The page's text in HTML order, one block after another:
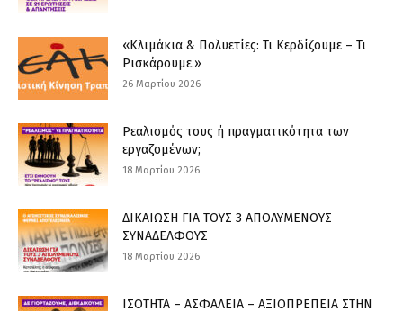
«Κλιμάκια & Πολυετίες: Τι Κερδίζουμε – Τι
Ρισκάρουμε.»
26 Μαρτίου 2026
Ρεαλισμός τους ή πραγματικότητα των
εργαζομένων;
18 Μαρτίου 2026
ΔΙΚΑΙΩΣΗ ΓΙΑ ΤΟΥΣ 3 ΑΠΟΛΥΜΕΝΟΥΣ
ΣΥΝΑΔΕΛΦΟΥΣ
18 Μαρτίου 2026
ΙΣΟΤΗΤΑ – ΑΣΦΑΛΕΙΑ – ΑΞΙΟΠΡΕΠΕΙΑ ΣΤΗΝ